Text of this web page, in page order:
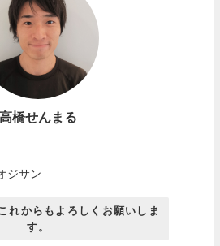
高橋せんまる
ジサン
れからもよろしくお願いしま
す。